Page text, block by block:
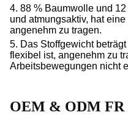
4. 88 % Baumwolle und
und atmungsaktiv, hat
angenehm zu tragen.
5. Das Stoffgewicht
flexibel ist, angenehm zu
Arbeitsbewegungen nicht
OEM & ODM FR